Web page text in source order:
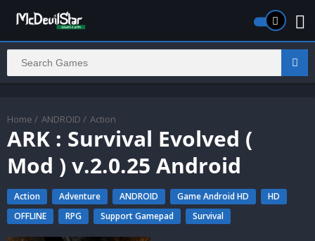
Home / ANDROID / Action
ARK : Survival Evolved (
Mod ) v.2.0.25 Android
Action Adventure ANDROID Game Android HD
HD
OFFLINE
RPG Support Gamepad Survival